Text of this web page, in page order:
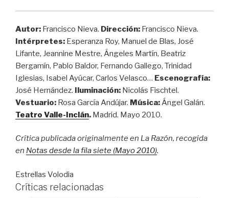
Autor: Francisco Nieva. Dirección: Francisco Nieva.
Intérpretes: Esperanza Roy, Manuel de Blas, José
Lifante, Jeannine Mestre, Ángeles Martín, Beatriz
Bergamín, Pablo Baldor, Fernando Gallego, Trinidad
Iglesias, Isabel Ayúcar, Carlos Velasco… Escenografía:
José Hernández. Iluminación: Nicolás Fischtel.
Vestuario: Rosa García Andújar. Música: Ángel Galán.
Teatro Valle-Inclán. Madrid. Mayo 2010.
Crítica publicada originalmente en La Razón, recogida
en Notas desde la fila siete (Mayo 2010).
Estrellas Volodia
Críticas relacionadas